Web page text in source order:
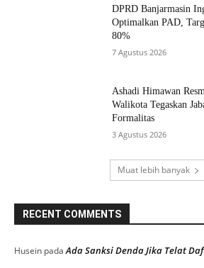
DPRD Banjarmasin
Optimalkan PAD,
80%
7 Agustus 2026
Ashadi Himawan
Walikota Tegaskan
Formalitas
3 Agustus 2026
Muat lebih banyak
RECENT COMMENTS
Husein padaAda Sanksi Denda Jika Telat